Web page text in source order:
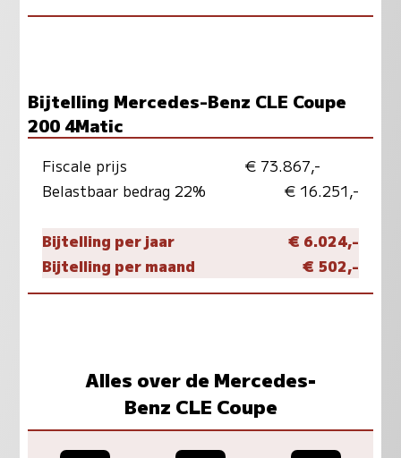
Bijtelling Mercedes-Benz CLE Coupe
200 4Matic
Fiscale prijs
€ 73.867,-
Belastbaar bedrag 22%
€ 16.251,-
Bijtelling per jaar
€ 6.024,-
Bijtelling per maand
€ 502,-
Alles over de Mercedes-
Benz CLE Coupe